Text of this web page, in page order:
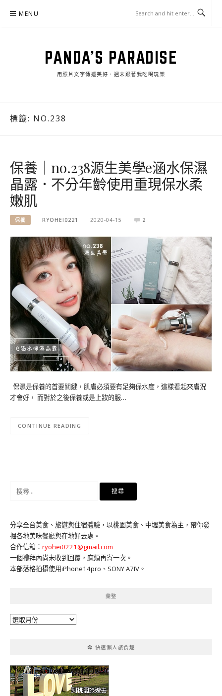
MENU
PANDA'S PARADISE
用照片文字傳遞美好．週末跟著我吃喝玩樂
標籤: NO.238
保養｜no.238源生美學e涵水保濕
晶露．不分年齡使用重現保水柔
嫩肌
保養 RYOHEI0221 2020-04-15 2
保濕是保養的首要關鍵，肌膚必須要有足夠保水度，這樣看起來膚況
才會好， 而對於之後保養或是上妝的服…
CONTINUE READING
字:
分享全台美食、旅遊與住宿體驗，以桃園美食、中壢美食為主，帶你發
掘各地美味餐廳與在地好去處。
合作信箱： ryohei0221@gmail.com
一個禮拜內尚未收到回覆，麻煩再寄一次。
本部落格拍攝使用iPhone14pro、SONY A7IV。
彙整
彙
✿ 快速懶人旅食趣